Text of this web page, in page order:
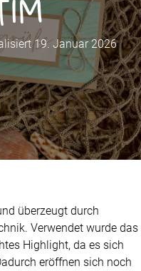
19. Januar 2026
überzeugt durch
Verwendet wurde das
Highlight, da es sich
eröffnen sich noch